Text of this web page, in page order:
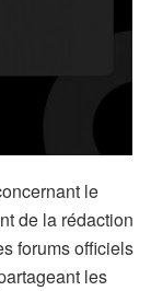
le
de la rédaction
forums officiels
les